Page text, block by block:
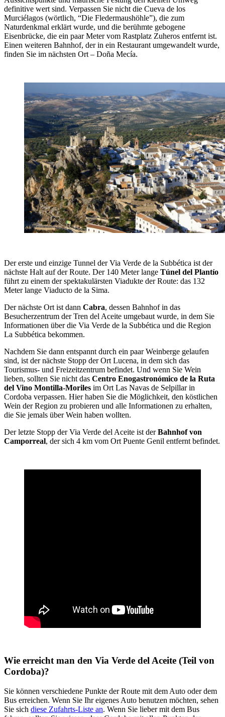
definitive wert sind. Verpassen Sie nicht die Cueva de los
Murciélagos (wörtlich, “Die Fledermaushöhle”), die zum
Naturdenkmal erklärt wurde, und die berühmte gebogene
Eisenbrücke, die ein paar Meter vom Rastplatz Zuheros entfernt ist.
Einen weiteren Bahnhof, der in ein Restaurant umgewandelt wurde,
finden Sie im nächsten Ort – Doña Mecía.
Der erste und einzige Tunnel der Via Verde de la Subbética ist der
nächste Halt auf der Route. Der 140 Meter lange Túnel del Plantío
führt zu einem der spektakulärsten Viadukte der Route: das 132
Meter lange Viaducto de la Sima.
Der nächste Ort ist dann Cabra, dessen Bahnhof in das
Besucherzentrum der Tren del Aceite umgebaut wurde, in dem Sie
Informationen über die Via Verde de la Subbética und die Region
La Subbética bekommen.
Nachdem Sie dann entspannt durch ein paar Weinberge gelaufen
sind, ist der nächste Stopp der Ort Lucena, in dem sich das
Tourismus- und Freizeitzentrum befindet. Und wenn Sie Wein
lieben, sollten Sie nicht das Centro Enogastronómico de la Ruta
del Vino Montilla-Moriles im Ort Las Navas de Selpillar in
Cordoba verpassen. Hier haben Sie die Möglichkeit, den köstlichen
Wein der Region zu probieren und alle Informationen zu erhalten,
die Sie jemals über Wein haben wollten.
Der letzte Stopp der Via Verde del Aceite ist derBahnhof von
Camporreal, der sich 4 km vom Ort Puente Genil entfernt befindet.
Wie erreicht man den Via Verde del Aceite (Teil von
Cordoba)?
Sie können verschiedene Punkte der Route mit dem Auto oder dem
Bus erreichen. Wenn Sie Ihr eigenes Auto benutzen möchten, sehen
Sie sich diese Zufahrts-Liste an. Wenn Sie lieber mit dem Bus